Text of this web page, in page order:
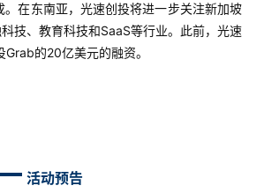
在东南亚，光速创投将进一步关注新加坡
技、教育科技和SaaS等行业。此前，光速
的20亿美元的融资。
活动预告